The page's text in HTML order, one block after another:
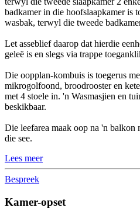
badkamer in die hoofslaapkamer is
wasbak, terwyl die tweede
Let asseblief daarop dat hierdie
geleë is en slegs via trappe
Die oopplan-kombuis is toegerus
mikrogolfoond, broodrooster en
met 4 stoele in. 'n Wasmasjien en
beskikbaar.
Die leefarea maak oop na 'n balkon
die see.
Lees meer
Bespreek
Kamer-opset